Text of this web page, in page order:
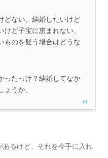
どない、結婚したいけど
ど子宝に恵まれない、
ものを疑う場合はどうな
ったっけ？結婚してなか
うか。
るけど、それを今手に入れ